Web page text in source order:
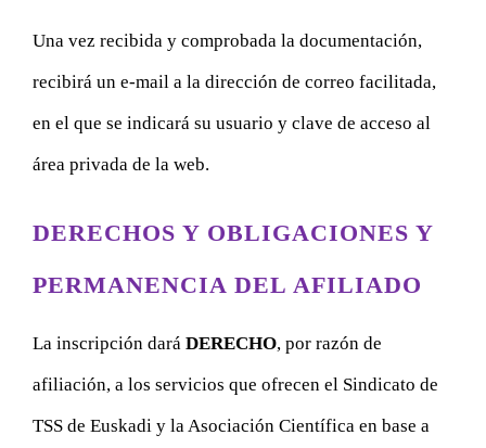
Una vez recibida y comprobada la documentación,
recibirá un e-mail a la dirección de correo facilitada,
en el que se indicará su usuario y clave de acceso al
área privada de la web.
DERECHOS Y OBLIGACIONES Y
PERMANENCIA DEL AFILIADO
La inscripción dará DERECHO, por razón de
afiliación, a los servicios que ofrecen el Sindicato de
TSS de Euskadi y la Asociación Científica en base a